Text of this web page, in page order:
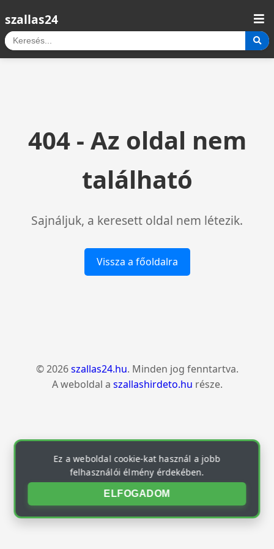
szallas24
404 - Az oldal nem
található
Sajnáljuk, a keresett oldal nem létezik.
Vissza a főoldalra
© 2026szallas24.hu. Minden jog fenntartva.
A weboldal a szallashirdeto.hu része.
Ez a weboldal cookie-kat használ a jobb
felhasználói élmény érdekében.
ELFOGADOM